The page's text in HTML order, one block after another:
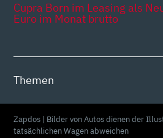
Cupra Born im Leasing als
Euro im Monat brutto
Themen
Zapdos | Bilder von Autos dienen der
tatsächlichen Wagen abweichen